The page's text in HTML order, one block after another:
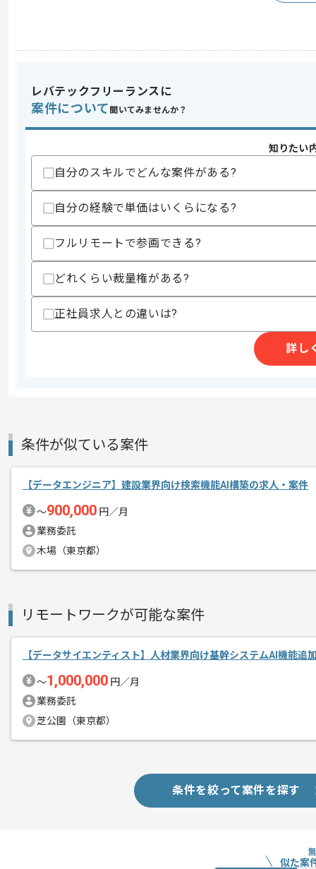
求めるスキル
・インターネットマーケティングの知見
・下記いずれかの経験
-スマートデバイスのアプリ開発経験
・実数データ(アクセスログやデバイス
上記に似た経験やスキルをお持ちであれば申
精算・お支払い
精算条件
作業開始日
エージェントからのコ
メント
新しいアイディアや技術を積極的に導入
スキルアップされたい方、長期的に参
レバテックフリーランスに
案件について 聞いてみませんか？
知りたい
自分のスキルでどんな案件がある?
自分の経験で単価はいくらになる?
フルリモートで参画できる?
どれくらい裁量権がある?
正社員求人との違いは?
詳し
条件が似ている案件
【データエンジニア】建設業界向け検索機能AI構築の求人・案件
〜900,000 円／月
業務委託
木場（東京都）
リモートワークが可能な案件
【データサイエンティスト】人材業界向け基幹システムAI機能追
〜1,000,000 円／月
業務委託
芝公園（東京都）
条件を絞って案件を探す
似た案